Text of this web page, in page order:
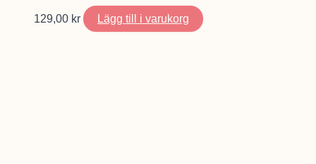
129,00 kr Lägg till i varukorg